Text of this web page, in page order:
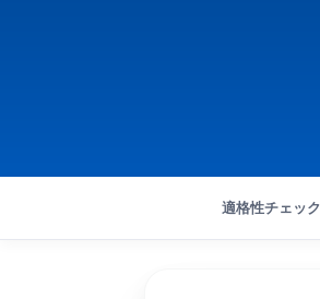
適格性チェック